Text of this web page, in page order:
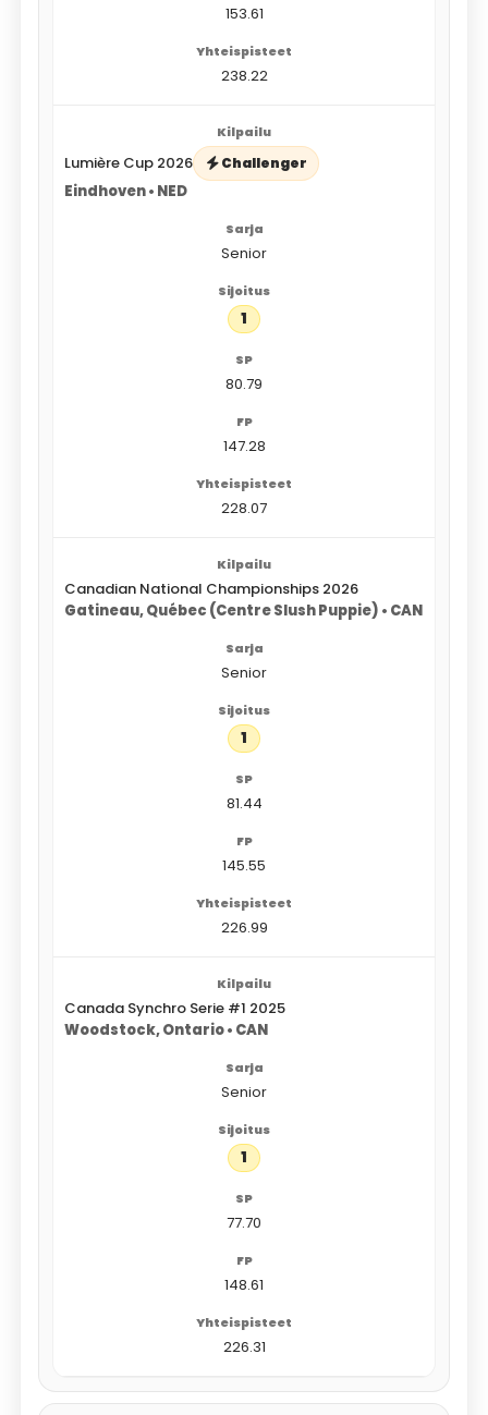
153.61
238.22
Lumière Cup 2026 Challenger
Eindhoven • NED
Senior
1
80.79
147.28
228.07
Canadian National Championships 2026
Gatineau, Québec (Centre Slush Puppie) • CAN
Senior
1
81.44
145.55
226.99
Canada Synchro Serie #1 2025
Woodstock, Ontario • CAN
Senior
1
77.70
148.61
226.31